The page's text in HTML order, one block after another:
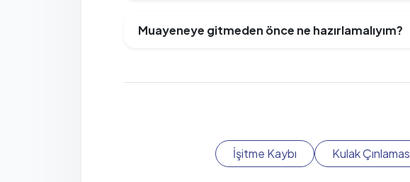
Muayeneye gitmeden önce ne hazırlamalıyım?
İşitme Kaybı Kulak